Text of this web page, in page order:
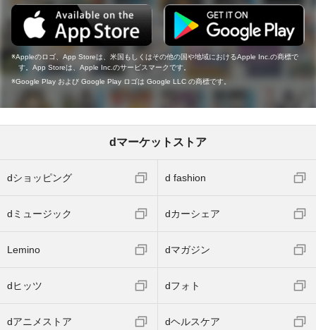
Appleのロゴ、App Storeは、米国もしくはその他の国や地域におけるApple Inc.の商標で
す。App Storeは、Apple Inc.のサービスマークです。
Google Play および Google Play ロゴは Google LLC の商標です。
dマーケットストア
dショッピング d fashion
dミュージック dカーシェア
Lemino dマガジン
dヒッツ dフォト
dアニメストア dヘルスケア